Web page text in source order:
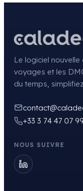
Le logiciel
voyages et les
du temps,
+33 3 74 47 07 99
NOUS SUIVRE